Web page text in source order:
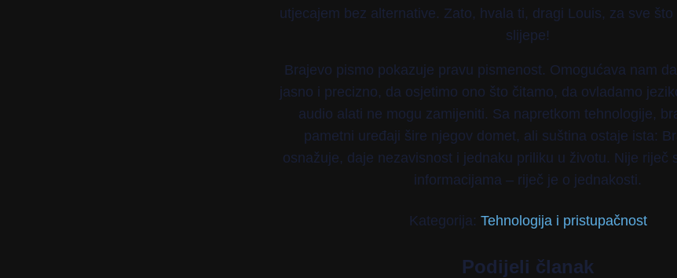
utjecajem bez alternative. Zato, hvala ti, dragi Louis, za sve
slijepe!
Brajevo pismo pokazuje pravu pismenost. Omogućava nam
jasno i precizno, da osjetimo ono što čitamo, da ovladamo
audio alati ne mogu zamijeniti. Sa napretkom tehnologije,
pametni uređaji šire njegov domet, ali suština ostaje ista:
osnažuje, daje nezavisnost i jednaku priliku u životu. Nije riječ
informacijama – riječ je o jednakosti.
Kategorija: Tehnologija i pristupačnost
Podijeli članak